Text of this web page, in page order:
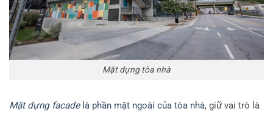
Mặt dựng tòa nhà
Mặt dựng facadelà phần mặt ngoài của tòa nhà, giữ vai trò là